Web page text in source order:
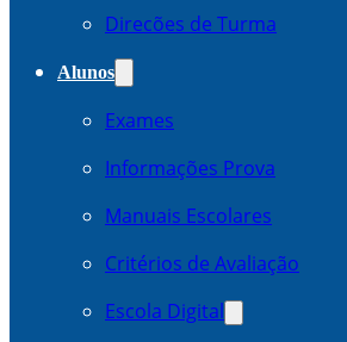
Direcões de Turma
Alunos
Exames
Informações Prova
Manuais Escolares
Critérios de Avaliação
Escola Digital